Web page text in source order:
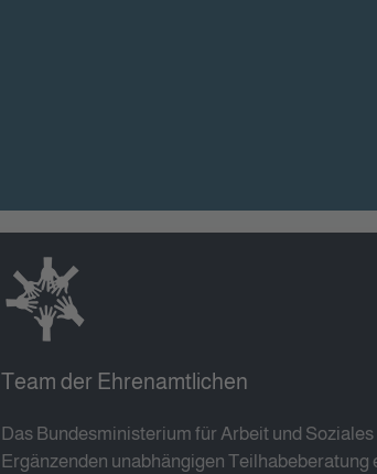
Team der Ehrenamtlichen
Das Bundesministerium für Arbeit und
Ergänzenden unabhängigen Teilhabeberatung